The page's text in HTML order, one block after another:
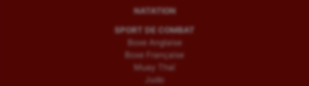
NATATION
SPORT DE COMBAT
Boxe Anglaise
Boxe Française
Muay Thaï
Judo